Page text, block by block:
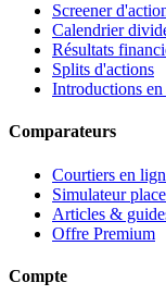
Screener
Calendrier
Résultats
Splits d'actions
Introductions en
Comparateurs
Courtiers en
Simulateur
Articles &
Offre Premium
Compte